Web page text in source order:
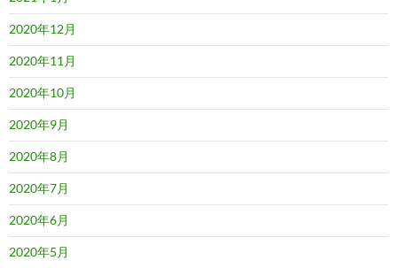
2020年12月
2020年11月
2020年10月
2020年9月
2020年8月
2020年7月
2020年6月
2020年5月